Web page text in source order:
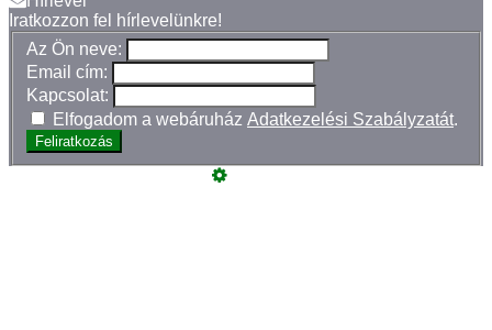
Iratkozzon fel hírlevelünkre!
Az Ön neve:
Email cím:
Kapcsolat:
Elfogadom a webáruház Adatkezelési Szabályzatát.
Feliratkozás